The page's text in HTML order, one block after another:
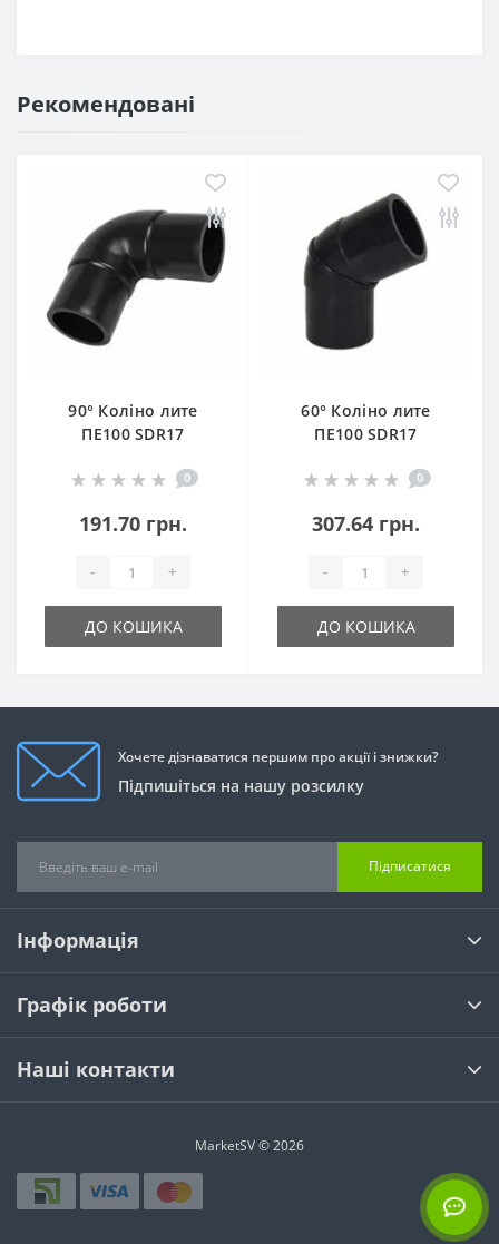
Рекомендовані
90° Коліно лите
ПЕ100 SDR17
0
191.70 грн.
- +
ДО КОШИКА
60° Коліно лите
ПЕ100 SDR17
0
307.64 грн.
- +
ДО КОШИКА
Хочете дізнаватися першим про акції і знижки?
Підпишіться на нашу розсилку
Підписатися
Інформація
Графік роботи
Наші контакти
MarketSV © 2026